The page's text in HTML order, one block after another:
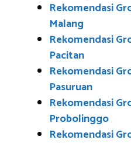
Rekomendasi
Malang
Rekomendasi
Pacitan
Rekomendasi
Pasuruan
Rekomendasi
Probolinggo
Rekomendasi